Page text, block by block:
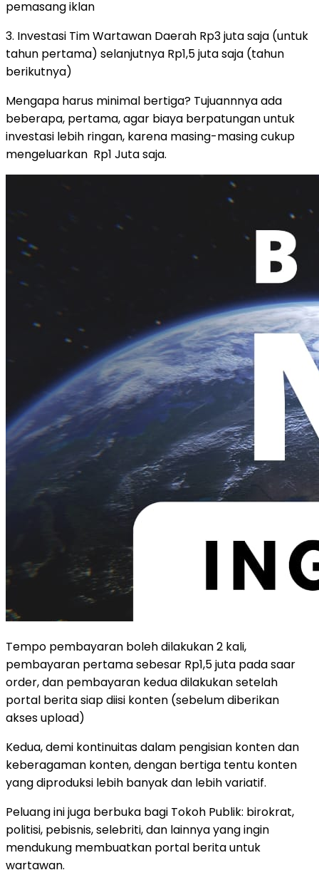
pemasang iklan
3. Investasi Tim Wartawan Daerah Rp3 juta saja (untuk
tahun pertama) selanjutnya Rp1,5 juta saja (tahun
berikutnya)
Mengapa harus minimal bertiga? Tujuannnya ada
beberapa, pertama, agar biaya berpatungan untuk
investasi lebih ringan, karena masing-masing cukup
mengeluarkan Rp1 Juta saja.
Tempo pembayaran boleh dilakukan 2 kali,
pembayaran pertama sebesar Rp1,5 juta pada saar
order, dan pembayaran kedua dilakukan setelah
portal berita siap diisi konten (sebelum diberikan
akses upload)
Kedua, demi kontinuitas dalam pengisian konten dan
keberagaman konten, dengan bertiga tentu konten
yang diproduksi lebih banyak dan lebih variatif.
Peluang ini juga berbuka bagi Tokoh Publik: birokrat,
politisi, pebisnis, selebriti, dan lainnya yang ingin
mendukung membuatkan portal berita untuk
wartawan.